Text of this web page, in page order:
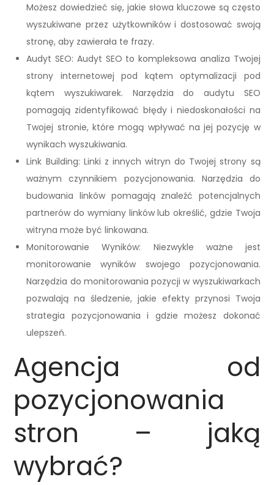
Możesz dowiedzieć się, jakie słowa kluczowe są często
wyszukiwane przez użytkowników i dostosować swoją
stronę, aby zawierała te frazy.
Audyt SEO: Audyt SEO to kompleksowa analiza Twojej
strony internetowej pod kątem optymalizacji pod
kątem wyszukiwarek. Narzędzia do audytu SEO
pomagają zidentyfikować błędy i niedoskonałości na
Twojej stronie, które mogą wpływać na jej pozycję w
wynikach wyszukiwania.
Link Building: Linki z innych witryn do Twojej strony są
ważnym czynnikiem pozycjonowania. Narzędzia do
budowania linków pomagają znaleźć potencjalnych
partnerów do wymiany linków lub określić, gdzie Twoja
witryna może być linkowana.
Monitorowanie Wyników: Niezwykle ważne jest
monitorowanie wyników swojego pozycjonowania.
Narzędzia do monitorowania pozycji w wyszukiwarkach
pozwalają na śledzenie, jakie efekty przynosi Twoja
strategia pozycjonowania i gdzie możesz dokonać
ulepszeń.
Agencja od
pozycjonowania
stron – jaką
wybrać?